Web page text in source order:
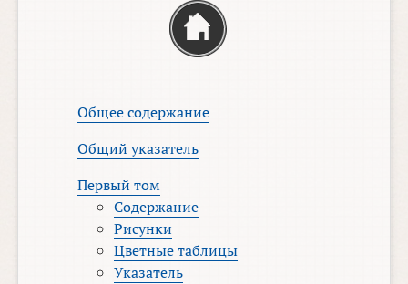
Общее содержание
Общий указатель
Первый том
Содержание
Рисунки
Цветные таблицы
Указатель